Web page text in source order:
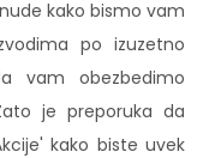
kako bismo vam
po izuzetno
vam obezbedimo
je preporuka da
kako biste uvek